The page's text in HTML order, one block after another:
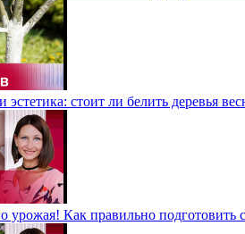
эстетика: стоит ли белить деревья
урожая! Как правильно